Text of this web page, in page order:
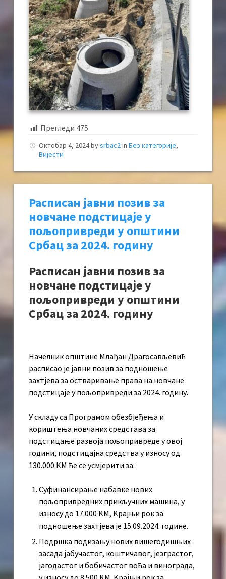
Прегледи 475
Октобар 4, 2024bysrbac2 in Без категорије,
Вијести
Расписан јавни позив за
новчане подстицаје у
пољопривреди у општини
Србац за 2024. годину
Расписан јавни позив за
новчане подстицаје у
пољопривреди у општини
Србац за 2024. годину
Начелник општине Млађан Драгосављевић
расписао је јавни позив за подношење
захтјева за остваривање права на новчане
подстицаје у пољопривреди за 2024. годину.
У складу са Програмом обезбјеђења и
кориштења новчаних средстава за
подстицање развоја пољопривреде у овој
години, подстицајна средства у износу од
130.000 KМ ће се усмјерити за:
Суфинансирање набавке нових
пољопривредних прикључних машина, у
износу до 17.000 KМ, Kрајњи рок за
подношење захтјева је 15.09.2024. године.
Подршка подизању нових вишегодишњих
засада јабучастог, коштичавог, језграстог,
јагодастог и бобичастог воћа и винограда,